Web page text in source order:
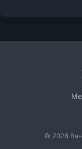
© 2026